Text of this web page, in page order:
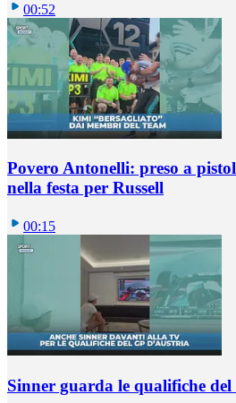
00:52
Povero Antonelli: preso a
nella festa per Russell
00:15
Sinner guarda le qualifiche